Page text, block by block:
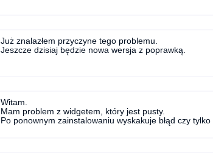
Już znalazłem przyczyne tego problemu.
Jeszcze dzisiaj będzie nowa wersja z poprawką.
Witam.
Mam problem z widgetem, który jest pusty.
Po ponownym zainstalowaniu wyskakuje błąd czy